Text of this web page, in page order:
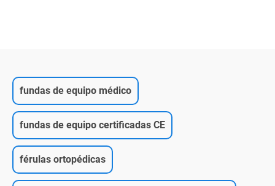
fundas de equipo médico
fundas de equipo certificadas CE
férulas ortopédicas